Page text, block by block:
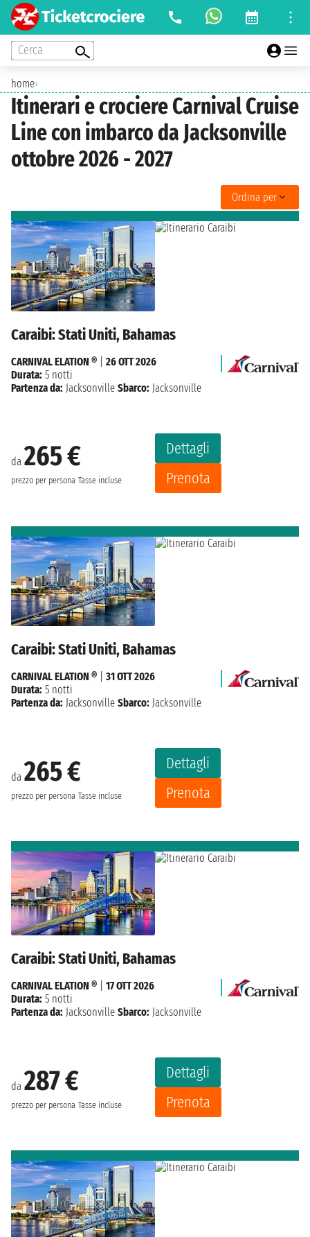
Cerca
home›
Itinerari e crociere Carnival Cruise
Line con imbarco da Jacksonville
ottobre 2026 - 2027
Ordina per
Caraibi: Stati Uniti, Bahamas
da 265 €
prezzo per persona Tasse incluse
Dettagli
Prenota
CARNIVAL ELATION ®
26 OTT 2026
Durata: 5 notti
Partenza da: Jacksonville Sbarco: Jacksonville
Caraibi: Stati Uniti, Bahamas
da 265 €
prezzo per persona Tasse incluse
Dettagli
Prenota
CARNIVAL ELATION ®
31 OTT 2026
Durata: 5 notti
Partenza da: Jacksonville Sbarco: Jacksonville
Caraibi: Stati Uniti, Bahamas
da 287 €
prezzo per persona Tasse incluse
Dettagli
Prenota
CARNIVAL ELATION ®
17 OTT 2026
Durata: 5 notti
Partenza da: Jacksonville Sbarco: Jacksonville